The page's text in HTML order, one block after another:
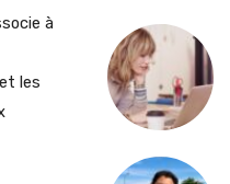
à
les